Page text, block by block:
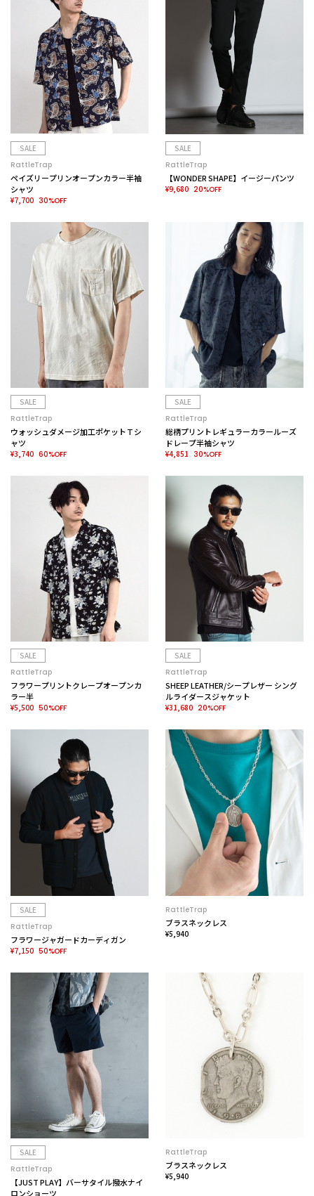
SALE
RattleTrap
ペイズリープリンオープンカラー半袖
シャツ
¥7,700 30%OFF
SALE
RattleTrap
【WONDER SHAPE】イージーパンツ
¥9,680 20%OFF
SALE
RattleTrap
ウォッシュダメージ加工ポケットＴシ
ャツ
¥3,740 60%OFF
SALE
RattleTrap
総柄プリントレギュラーカラールーズ
ドレープ半袖シャツ
¥4,851 30%OFF
SALE
RattleTrap
フラワープリントクレープオープンカ
ラー半
¥5,500 50%OFF
SALE
RattleTrap
SHEEP LEATHER/シープレザー シング
ルライダースジャケット
¥31,680 20%OFF
SALE
RattleTrap
フラワージャガードカーディガン
¥7,150 50%OFF
RattleTrap
ブラスネックレス
¥5,940
SALE
RattleTrap
【JUST PLAY】バーサタイル撥水ナイ
ロンショーツ
RattleTrap
ブラスネックレス
¥5,940